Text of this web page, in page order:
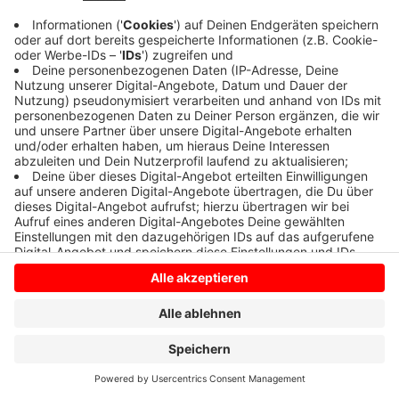
Anzeige
Anzeige
Anzeige